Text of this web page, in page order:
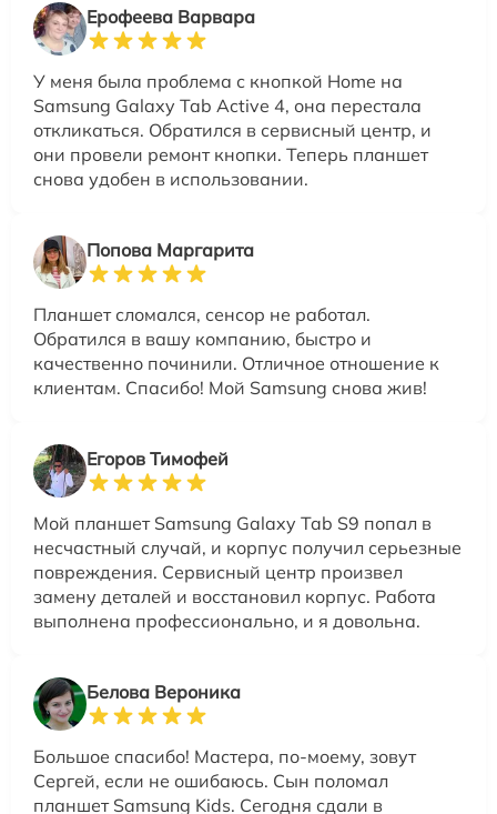
Ерофеева Варвара
У меня была проблема с кнопкой Home на
Samsung Galaxy Tab Active 4, она перестала
откликаться. Обратился в сервисный центр, и
они провели ремонт кнопки. Теперь планшет
снова удобен в использовании.
Попова Маргарита
Планшет сломался, сенсор не работал.
Обратился в вашу компанию, быстро и
качественно починили. Отличное отношение к
клиентам. Спасибо! Мой Samsung снова жив!
Егоров Тимофей
Мой планшет Samsung Galaxy Tab S9 попал в
несчастный случай, и корпус получил серьезные
повреждения. Сервисный центр произвел
замену деталей и восстановил корпус. Работа
выполнена профессионально, и я довольна.
Белова Вероника
Большое спасибо! Мастера, по-моему, зовут
Сергей, если не ошибаюсь. Сын поломал
планшет Samsung Kids. Сегодня сдали в